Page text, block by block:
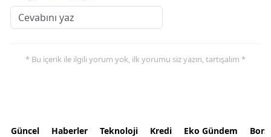
* Bu içerik ile ilgili yorum yok, ilk yorumu siz yazın, tartışalım *
Güncel Haberler Teknoloji Kredi Eko Gündem